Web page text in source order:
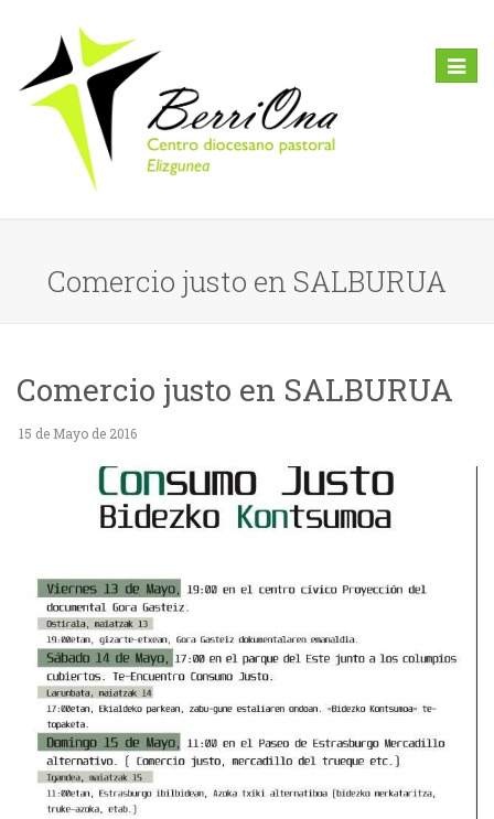
Toggle
Comercio justo en SALBURUA
Comercio justo en SALBURUA
15 de Mayo de 2016